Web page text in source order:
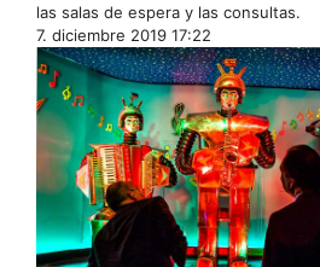
las salas de espera y las consultas.
7. diciembre 2019 17:22